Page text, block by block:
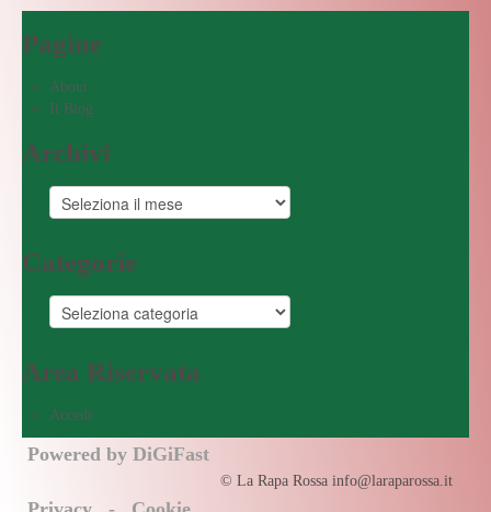
Pagine
About
Il Blog
Archivi
Categorie
Area Riservata
Accedi
Powered by DiGiFast
© La Rapa Rossa info@laraparossa.it